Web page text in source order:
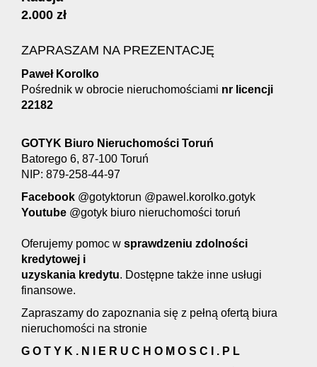
2.000 zł
ZAPRASZAM NA PREZENTACJĘ
Paweł Korolko
Pośrednik w obrocie nieruchomościami nr licencji
22182
GOTYK Biuro Nieruchomości Toruń
Batorego 6, 87-100 Toruń
NIP: 879-258-44-97
Facebook @gotyktorun @pawel.korolko.gotyk
Youtube @gotyk biuro nieruchomości toruń
Oferujemy pomoc w sprawdzeniu zdolności
kredytowej i
uzyskania kredytu. Dostępne także inne usługi
finansowe.
Zapraszamy do zapoznania się z pełną ofertą biura
nieruchomości na stronie
G O T Y K . N I E R U C H O M O S C I . P L